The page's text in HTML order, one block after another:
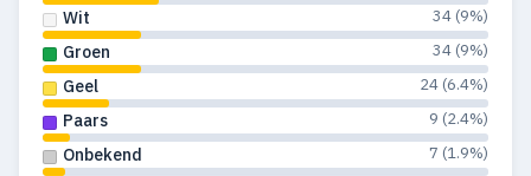
Wit 34 (9%)
Groen 34 (9%)
Geel 24 (6.4%)
Paars 9 (2.4%)
Onbekend 7 (1.9%)